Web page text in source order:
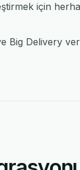
için
Big Delivery